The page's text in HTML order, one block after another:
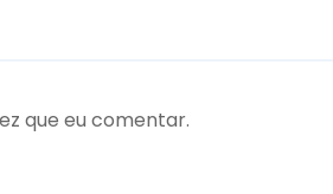
que eu comentar.